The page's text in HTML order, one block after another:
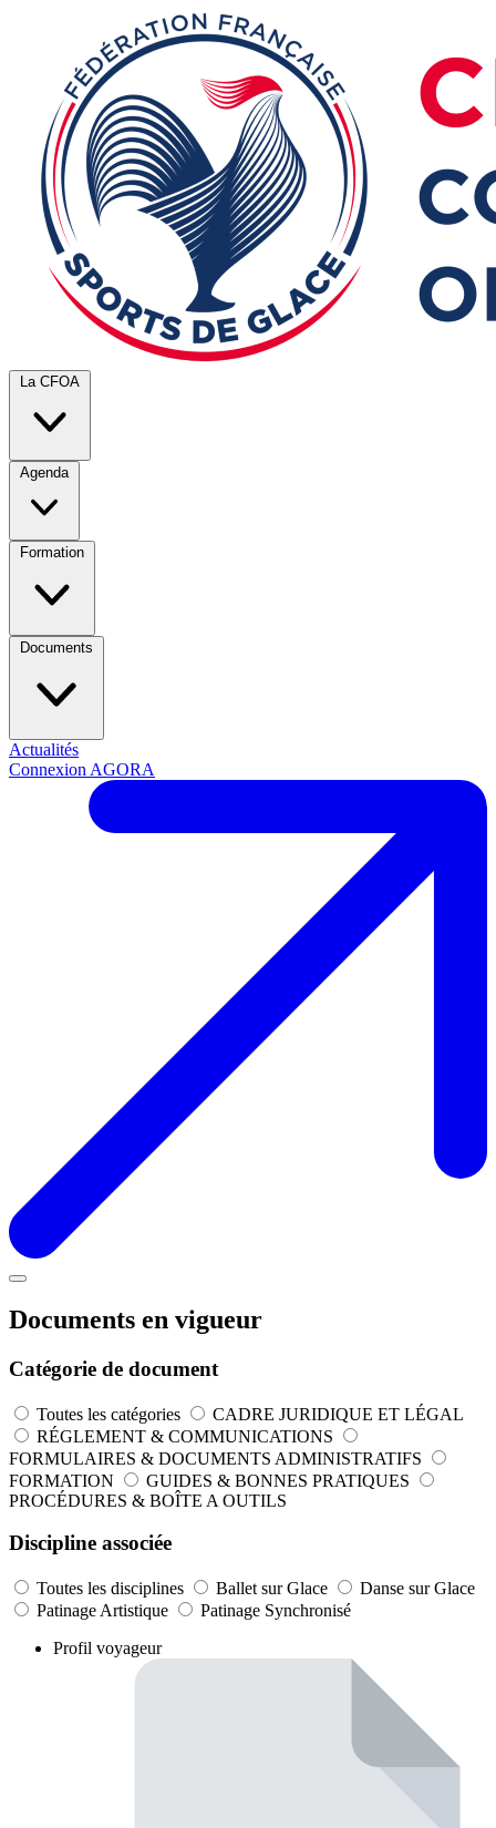
La CFOA
Agenda
Formation
Documents
Actualités
Connexion AGORA
Documents en vigueur
Catégorie de document
Toutes les catégories
CADRE JURIDIQUE ET LÉGAL
RÉGLEMENT & COMMUNICATIONS
FORMULAIRES & DOCUMENTS ADMINISTRATIFS
FORMATION
GUIDES & BONNES PRATIQUES
PROCÉDURES & BOÎTE A OUTILS
Discipline associée
Toutes les disciplines Ballet sur Glace
Danse sur Glace
Patinage Artistique
Patinage Synchronisé
Profil voyageur